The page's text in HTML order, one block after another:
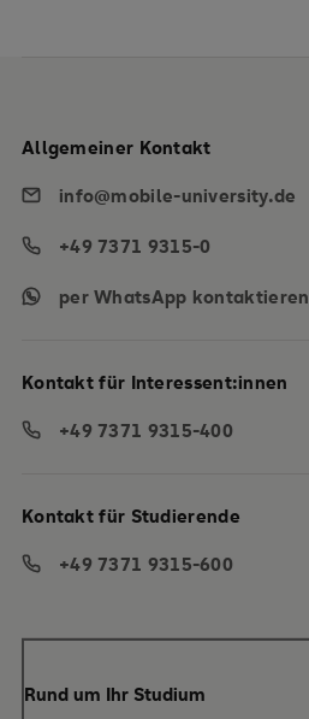
Rund um Ihr Studium
Allgemeiner Kontakt
info@mobile-university.de
+49 7371 9315-0
per WhatsApp kontaktieren
Kontakt für Interessent:innen
+49 7371 9315-400
Kontakt für Studierende
+49 7371 9315-600